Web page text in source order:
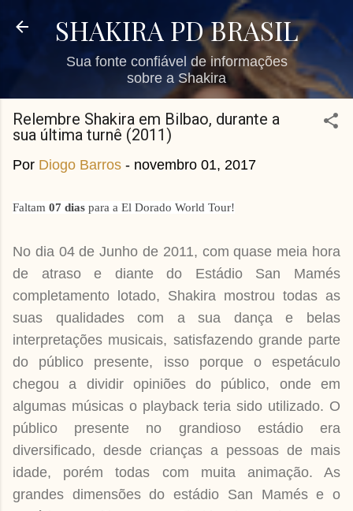
Pular para o conteúdo principal
SHAKIRA PD BRASIL
Sua fonte confiável de informações
sobre a Shakira
Relembre Shakira em Bilbao, durante a
sua última turnê (2011)
Por Diogo Barros - novembro 01, 2017
Faltam 07 dias para a El Dorado World Tour!
No dia 04 de Junho de 2011, com quase meia hora
de atraso e diante do Estádio San Mamés
completamento lotado, Shakira mostrou todas as
suas qualidades com a sua dança e belas
interpretações musicais, satisfazendo grande parte
do público presente, isso porque o espetáculo
chegou a dividir opiniões do público, onde em
algumas músicas o playback teria sido utilizado. O
público presente no grandioso estádio era
diversificado, desde crianças a pessoas de mais
idade, porém todas com muita animação. As
grandes dimensões do estádio San Mamés e o